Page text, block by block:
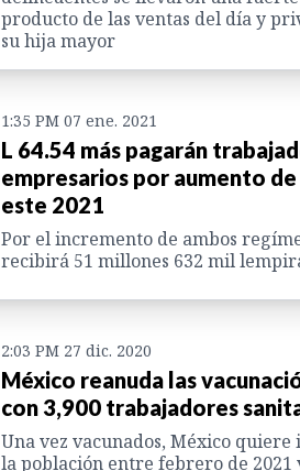
producto de las ventas del día y
su hija mayor
1:35 PM 07 ene. 2021
L 64.54 más pagarán
empresarios por aumento
este 2021
Por el incremento de ambos
recibirá 51 millones 632 mil
2:03 PM 27 dic. 2020
México reanuda las
con 3,900 trabajadores
Una vez vacunados, México
la población entre febrero de 2021